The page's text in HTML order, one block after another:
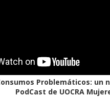
Problemáticos: un
PodCast de UOCRA